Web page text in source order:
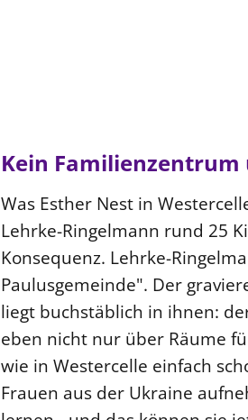
Kein
Was Esther Nest in
Lehrke-Ringelmann rund 25
Konsequenz. Lehrke-
Paulusgemeinde". Der
liegt buchstäblich in ihnen:
eben nicht nur über Räume
wie in Westercelle einfach
Frauen aus der Ukraine